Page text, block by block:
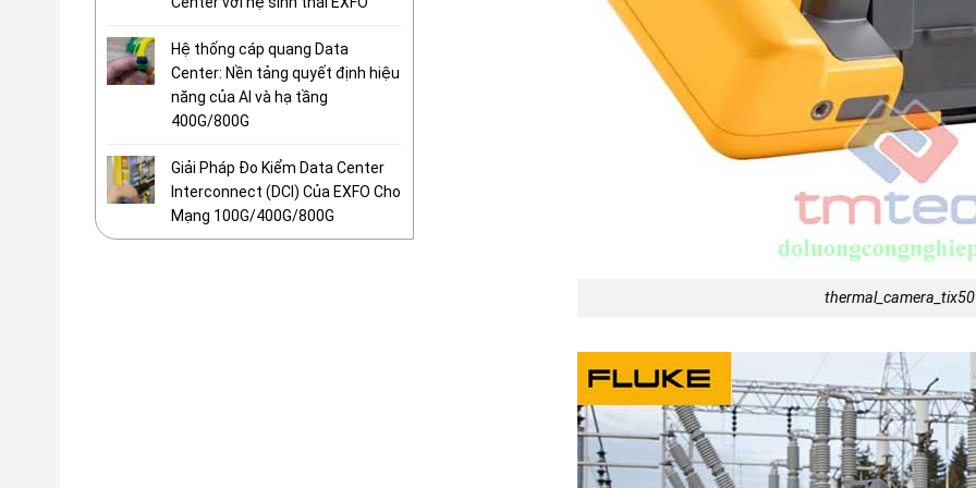
Hệ thống cáp quang Data
Center: Nền tảng quyết định hiệu
năng của AI và hạ tầng
400G/800G
Giải Pháp Đo Kiểm Data Center
Interconnect (DCI) Của EXFO Cho
Mạng 100G/400G/800G